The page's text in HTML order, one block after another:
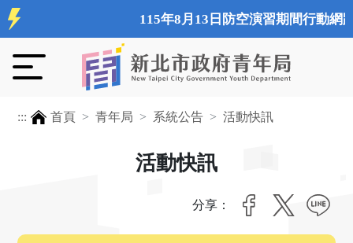
115年8月13日防空演習期間行動網
::: 首頁 青年局 系統公告 活動快訊
活動快訊
分享：